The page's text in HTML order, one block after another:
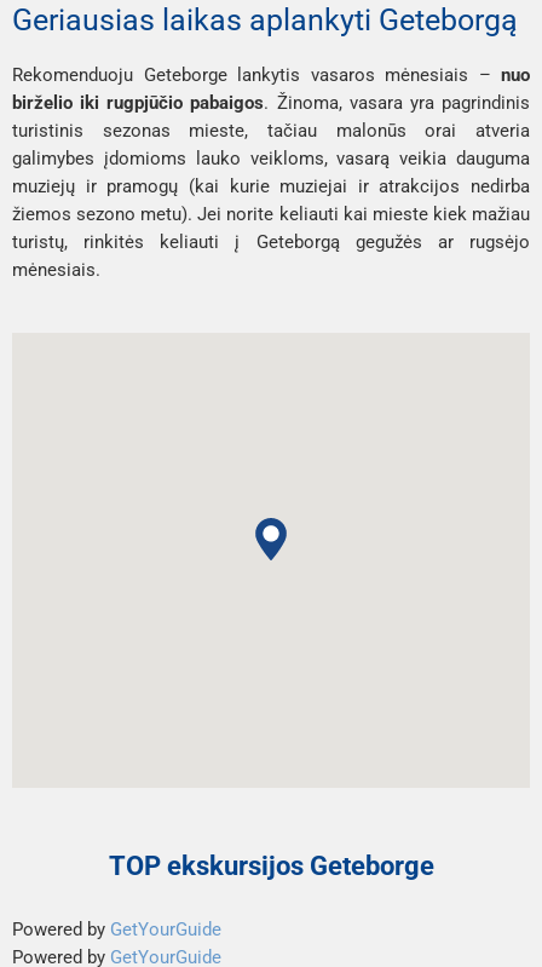
Geriausias laikas aplankyti Geteborgą
Rekomenduoju Geteborge lankytis vasaros mėnesiais – nuo
birželio iki rugpjūčio pabaigos. Žinoma, vasara yra pagrindinis
turistinis sezonas mieste, tačiau malonūs orai atveria
galimybes įdomioms lauko veikloms, vasarą veikia dauguma
muziejų ir pramogų (kai kurie muziejai ir atrakcijos nedirba
žiemos sezono metu). Jei norite keliauti kai mieste kiek mažiau
turistų, rinkitės keliauti į Geteborgą gegužės ar rugsėjo
mėnesiais.
TOP ekskursijos Geteborge
Powered by GetYourGuide
Powered by GetYourGuide